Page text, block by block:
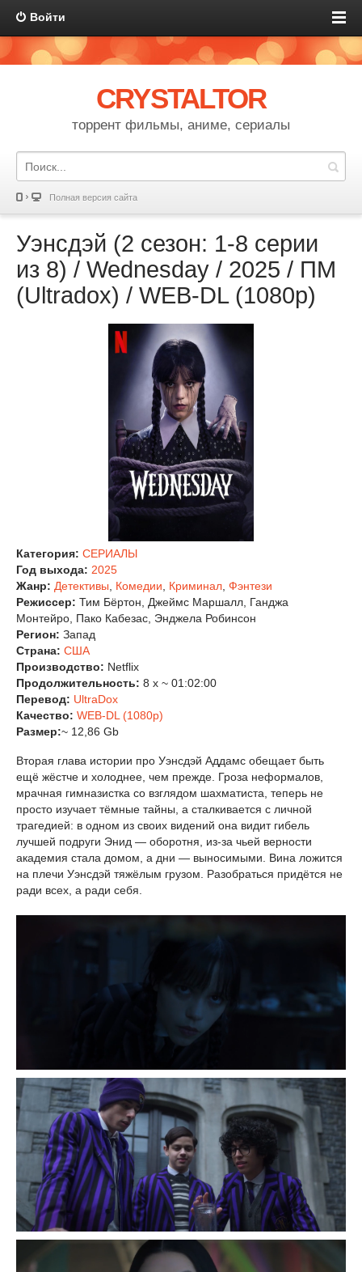
Войти
CRYSTALTOR
торрент фильмы, аниме, сериалы
Полная версия сайта
Уэнсдэй (2 сезон: 1-8 серии
из 8) / Wednesday / 2025 / ПМ
(Ultradox) / WEB-DL (1080p)
Категория: СЕРИАЛЫ
Год выхода: 2025
Жанр: Детективы Комедии Криминал Фэнтези
Режиссер: Тим Бёртон, Джеймс Маршалл, Ганджа
Монтейро, Пако Кабезас, Энджела Робинсон
Регион: Запад
Страна: США
Производство: Netflix
Продолжительность: 8 x ~ 01:02:00
Перевод: UltraDox
Качество: WEB-DL (1080p)
Размер:~ 12,86 Gb
Вторая глава истории про Уэнсдэй Аддамс обещает быть
ещё жёстче и холоднее, чем прежде. Гроза неформалов,
мрачная гимназистка со взглядом шахматиста, теперь не
просто изучает тёмные тайны, а сталкивается с личной
трагедией: в одном из своих видений она видит гибель
лучшей подруги Энид — оборотня, из-за чьей верности
академия стала домом, а дни — выносимыми. Вина ложится
на плечи Уэнсдэй тяжёлым грузом. Разобраться придётся не
ради всех, а ради себя.